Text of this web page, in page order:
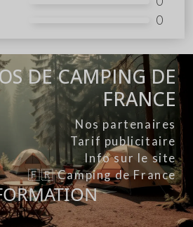
0
DE CAMPING DE
FRANCE
Nos partenaires
Tarif publicitaire
Info sur le site
🇫🇷 Camping de France